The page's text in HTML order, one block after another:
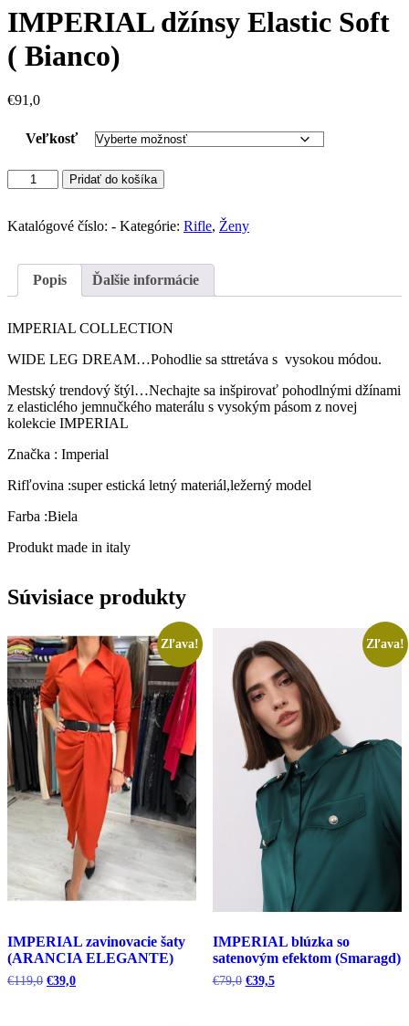
IMPERIAL džínsy Elastic Soft
( Bianco)
€91,0
Veľkosť
množstvo
IMPERIAL
Elastic
Bianco)
Pridať do košíka
Katalógové číslo: - Kategórie: Rifle, Ženy
Popis Ďalšie informácie
IMPERIAL COLLECTION
WIDE LEG DREAM…Pohodlie sa sttretáva s vysokou módou.
Mestský trendový štýl…Nechajte sa inšpirovať pohodlnými džínami
z elasticlého jemnučkého materálu s vysokým pásom z novej
kolekcie IMPERIAL
Značka : Imperial
Rifľovina :super estická letný materiál,ležerný model
Farba :Biela
Produkt made in italy
Súvisiace produkty
Zľava!
IMPERIAL zavinovacie šaty
(ARANCIA ELEGANTE)
€119,0 Pôvodná
€39,0Aktuálna
Zľava!
IMPERIAL blúzka so
satenovým efektom (Smaragd)
€79,0 Pôvodná
€39,5Aktuálna